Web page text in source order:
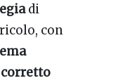
di
con
corretto